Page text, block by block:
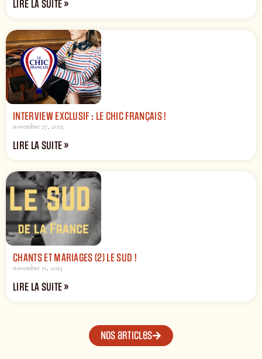
LIRE LA SUITE »
INTERVIEW EXCLUSIF : LE CHIC FRANÇAIS !
novembre 27, 2025
LIRE LA SUITE »
CHANTS ET MARIAGES (2) LE SUD !
novembre 11, 2025
LIRE LA SUITE »
Nos articles